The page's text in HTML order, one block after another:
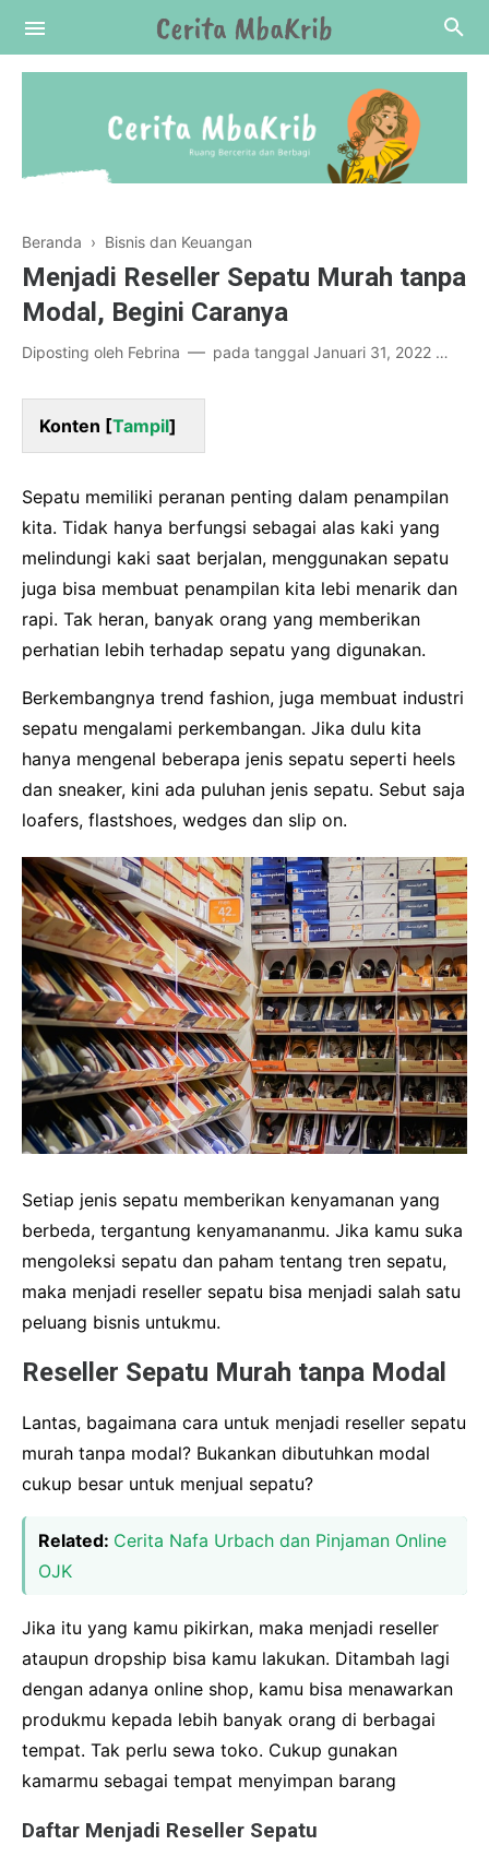
Beranda › Bisnis dan Keuangan
Menjadi Reseller Sepatu Murah tanpa
Modal, Begini Caranya
Diposting oleh Febrina pada tanggal Januari 31, 2022
Konten [Tampil]
Sepatu memiliki peranan penting dalam penampilan
kita. Tidak hanya berfungsi sebagai alas kaki yang
melindungi kaki saat berjalan, menggunakan sepatu
juga bisa membuat penampilan kita lebi menarik dan
rapi. Tak heran, banyak orang yang memberikan
perhatian lebih terhadap sepatu yang digunakan.
Berkembangnya trend fashion, juga membuat industri
sepatu mengalami perkembangan. Jika dulu kita
hanya mengenal beberapa jenis sepatu seperti heels
dan sneaker, kini ada puluhan jenis sepatu. Sebut saja
loafers, flastshoes, wedges dan slip on.
Setiap jenis sepatu memberikan kenyamanan yang
berbeda, tergantung kenyamananmu. Jika kamu suka
mengoleksi sepatu dan paham tentang tren sepatu,
maka menjadi reseller sepatu bisa menjadi salah satu
peluang bisnis untukmu.
Reseller Sepatu Murah tanpa Modal
Lantas, bagaimana cara untuk menjadi reseller sepatu
murah tanpa modal? Bukankan dibutuhkan modal
cukup besar untuk menjual sepatu?
Related: Cerita Nafa Urbach dan Pinjaman Online
OJK
Jika itu yang kamu pikirkan, maka menjadi reseller
ataupun dropship bisa kamu lakukan. Ditambah lagi
dengan adanya online shop, kamu bisa menawarkan
produkmu kepada lebih banyak orang di berbagai
tempat. Tak perlu sewa toko. Cukup gunakan
kamarmu sebagai tempat menyimpan barang
Daftar Menjadi Reseller Sepatu